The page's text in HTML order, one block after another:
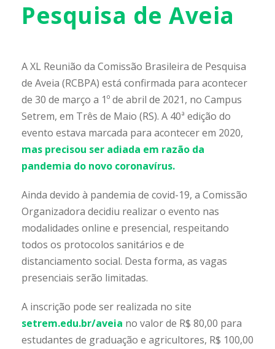
Pesquisa de Aveia
A XL Reunião da Comissão Brasileira de Pesquisa
de Aveia (RCBPA) está confirmada para acontecer
de 30 de março a 1º de abril de 2021, no Campus
Setrem, em Três de Maio (RS). A 40ª edição do
evento estava marcada para acontecer em 2020,
mas precisou ser adiada em razão da
pandemia do novo coronavírus.
Ainda devido à pandemia de covid-19, a Comissão
Organizadora decidiu realizar o evento nas
modalidades online e presencial, respeitando
todos os protocolos sanitários e de
distanciamento social. Desta forma, as vagas
presenciais serão limitadas.
A inscrição pode ser realizada no site
setrem.edu.br/aveia no valor de R$ 80,00 para
estudantes de graduação e agricultores, R$ 100,00